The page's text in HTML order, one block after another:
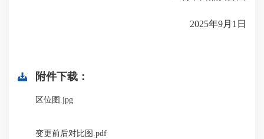
2025年9月1日
附件下载：
区位图.jpg
变更前后对比图.pdf